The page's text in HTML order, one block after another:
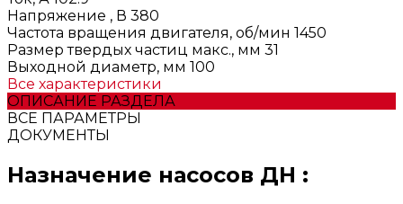
Напряжение , В 380
Частота вращения двигателя, об/мин 1450
Размер твердых частиц макс., мм 31
Выходной диаметр, мм 100
Все характеристики
ОПИСАНИЕ РАЗДЕЛА
ВСЕ ПАРАМЕТРЫ
ДОКУМЕНТЫ
Назначение насосов ДН :